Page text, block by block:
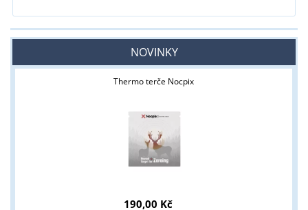
NOVINKY
Thermo terče Nocpix
190,00 Kč